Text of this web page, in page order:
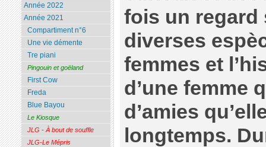
fois un regard
diverses
femmes et
d’une femme
d’amies
longtemps.
Année 2022
Année 2021
Compartiment n°6
Une vie démente
Tre piani
Pingouin et goëland
First Cow
Freda
Blue Bayou
Le Kiosque
JLG - À bout de souffle
JLG-Le Mépris